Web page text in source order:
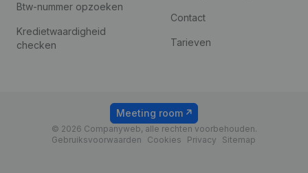
Btw-nummer opzoeken
Kredietwaardigheid
checken
Contact
Tarieven
© 2026 Companyweb, alle rechten voorbehouden.
Gebruiksvoorwaarden
Cookies Privacy Sitemap
Meeting room